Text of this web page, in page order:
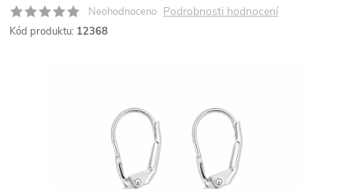
Neohodnoceno Podrobnosti hodnocení
Kód produktu: 12368